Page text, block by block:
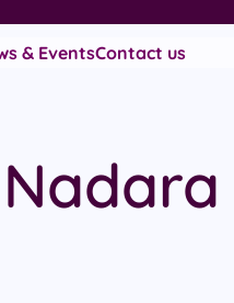
& EventsContact us